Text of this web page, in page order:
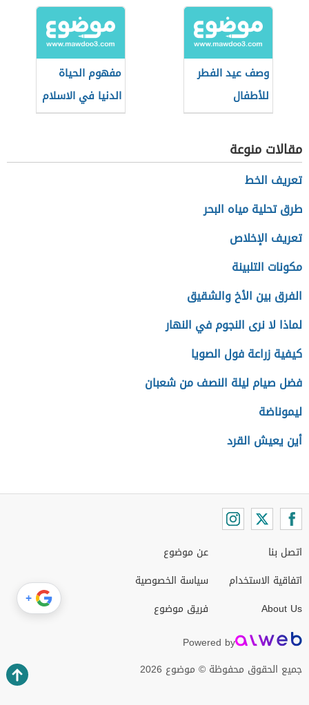
وصف عيد الفطر
للأطفال
مفهوم الحياة
الدنيا في الاسلام
مقالات منوعة
تعريف الخط
طرق تحلية مياه البحر
تعريف الإخلاص
مكونات التلبينة
الفرق بين الأخ والشقيق
لماذا لا نرى النجوم في النهار
كيفية زراعة فول الصويا
فضل صيام ليلة النصف من شعبان
ليموناضة
أين يعيش القرد
اتصل بنا
اتفاقية الاستخدام
About Us
عن موضوع
سياسة الخصوصية
فريق موضوع
Powered by
جميع الحقوق محفوظة © موضوع 2026
+